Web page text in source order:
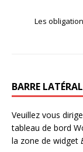
Les
BARRE
Veuillez vous
tableau de bord
la zone de widget